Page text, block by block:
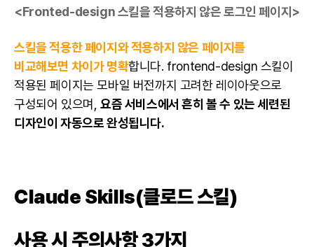
<Fronted-design 스킬을 적용하지 않은 로그인 페이지>
스킬을 적용한 페이지와 적용하지 않은 페이지를
비교해보면 차이가 명확합니다. frontend-design 스킬이
적용된 페이지는 모바일 버전까지 고려한 레이아웃으로
구성되어 있으며, 요즘 서비스에서 흔히 볼 수 있는 세련된
디자인이 자동으로 완성됩니다.
Claude Skills(클로드 스킬)
사용 시 주의사항 3가지